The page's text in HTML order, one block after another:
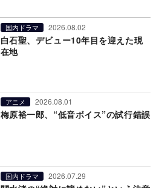
国内ドラマ 2026.08.02
白石聖、デビュー10年目を迎えた現
在地
アニメ 2026.08.01
梅原裕一郎、“低音ボイス”の試行錯誤
国内ドラマ 2026.07.29